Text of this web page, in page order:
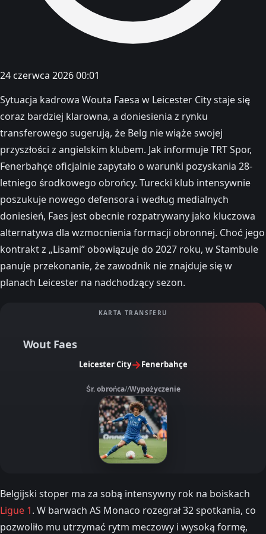
24 czerwca 2026 00:01
Sytuacja kadrowa Wouta Faesa w Leicester City staje się
coraz bardziej klarowna, a doniesienia z rynku
transferowego sugerują, że Belg nie wiąże swojej
przyszłości z angielskim klubem. Jak informuje TRT Spor,
Fenerbahçe oficjalnie zapytało o warunki pozyskania 28-
letniego środkowego obrońcy. Turecki klub intensywnie
poszukuje nowego defensora i według medialnych
doniesień, Faes jest obecnie rozpatrywany jako kluczowa
alternatywa dla wzmocnienia formacji obronnej. Choć jego
kontrakt z „Lisami” obowiązuje do 2027 roku, w Stambule
panuje przekonanie, że zawodnik nie znajduje się w
planach Leicester na nadchodzący sezon.
KARTA TRANSFERU
Wout Faes
Leicester City→Fenerbahçe
Śr. obrońca//Wypożyczenie
Belgijski stoper ma za sobą intensywny rok na boiskach
Ligue 1. W barwach AS Monaco rozegrał 32 spotkania, co
pozwoliło mu utrzymać rytm meczowy i wysoką formę,